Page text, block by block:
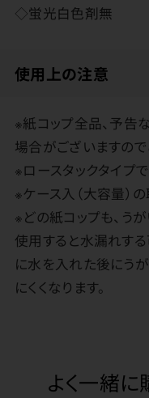
◇蛍光白色剤無
使用上の注意
※紙コップ全品、予告
場合がございますので
※ロースタックタイプ
※ケース入（大容量）
※どの紙コップも、う
使用すると水漏れす
に水を入れた後にう
にくくなります。
よく一緒